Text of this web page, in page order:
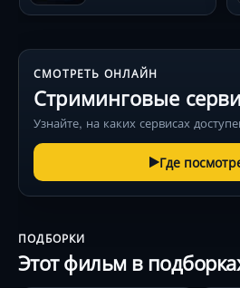
СМОТРЕТЬ ОНЛАЙН
Стриминговые
Узнайте, на каких сервисах
Где
ПОДБОРКИ
Этот фильм в